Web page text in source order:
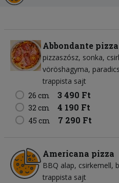
Abbondante pizza
pizzaszósz sonka
vöröshagyma
trappista sajt
26 cm
3 490 Ft
32 cm 4 190 Ft
45 cm 7 290 Ft
Americana pizza
BBQ alap csirkemell
trappista sajt